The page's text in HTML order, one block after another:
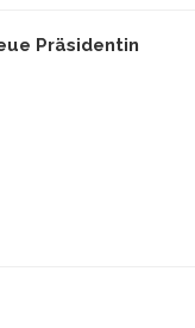
Präsidentin